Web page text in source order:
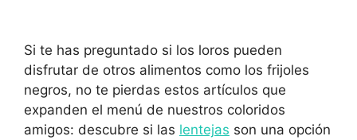
Si te has preguntado si los loros pueden
disfrutar de otros alimentos como los frijoles
negros, no te pierdas estos artículos que
expanden el menú de nuestros coloridos
amigos: descubre si las lentejas son una opción